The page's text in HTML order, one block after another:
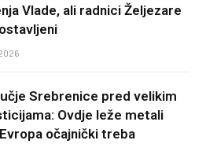
Vlade, ali radnici Željezare
Srebrenice pred velikim
Ovdje leže metali
očajnički treba